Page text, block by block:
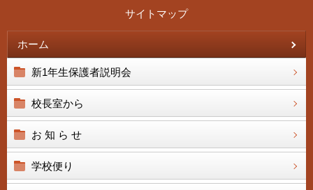
サイトマップ
ホーム
新1年生保護者説明会
校長室から
お 知 ら せ
学校便り